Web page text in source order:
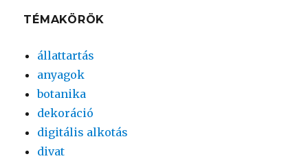
TÉMAKÖRÖK
állattartás
anyagok
botanika
dekoráció
digitális alkotás
divat